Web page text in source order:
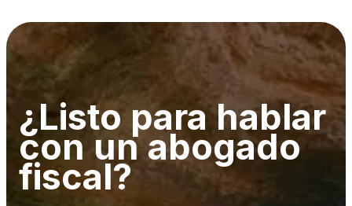
¿Listo para hablar
con un abogado
fiscal?